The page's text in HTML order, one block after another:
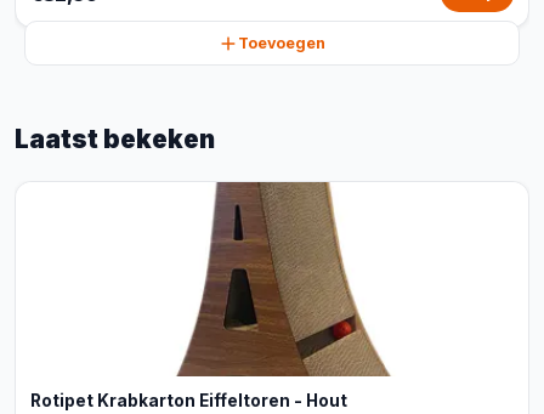
Toevoegen
Laatst bekeken
Rotipet Krabkarton Eiffeltoren - Hout